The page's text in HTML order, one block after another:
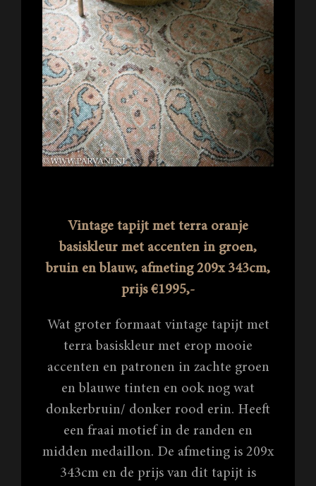
Vintage tapijt met terra oranje
basiskleur met accenten in groen,
bruin en blauw, afmeting 209x 343cm,
prijs €1995,-
Wat groter formaat vintage tapijt met
terra basiskleur met erop mooie
accenten en patronen in zachte groen
en blauwe tinten en ook nog wat
donkerbruin/ donker rood erin. Heeft
een fraai motief in de randen en
midden medaillon. De afmeting is 209x
343cm en de prijs van dit tapijt is